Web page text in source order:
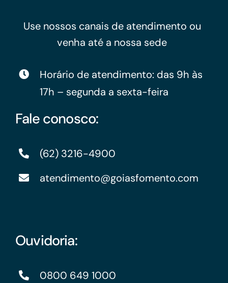
Use nossos canais de atendimento ou
venha até a nossa sede
Horário de atendimento: das 9h às
17h – segunda a sexta-feira
Fale conosco:
(62) 3216-4900
atendimento@goiasfomento.com
Ouvidoria:
0800 649 1000